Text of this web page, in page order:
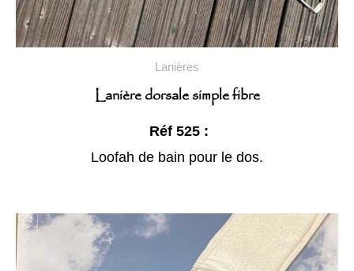
Lanières
Lanière dorsale simple fibre
Réf 525 :
Loofah de bain pour le dos.